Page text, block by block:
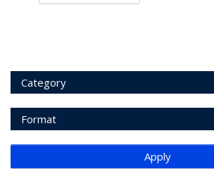
Category
Format
Apply